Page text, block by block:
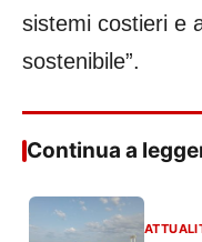
sistemi costieri e
sostenibile”.
Continua a